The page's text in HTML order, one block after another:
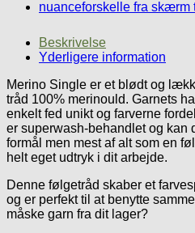
Beskrivelse
Yderligere information
Merino Single er et blødt og
tråd 100% merinould. Garnets
enkelt fed unikt og farverne
er superwash-behandlet og kan
formål men mest af alt som en
helt eget udtryk i dit arbejde.
Denne følgetråd skaber et
og er perfekt til at benytte
måske garn fra dit lager?